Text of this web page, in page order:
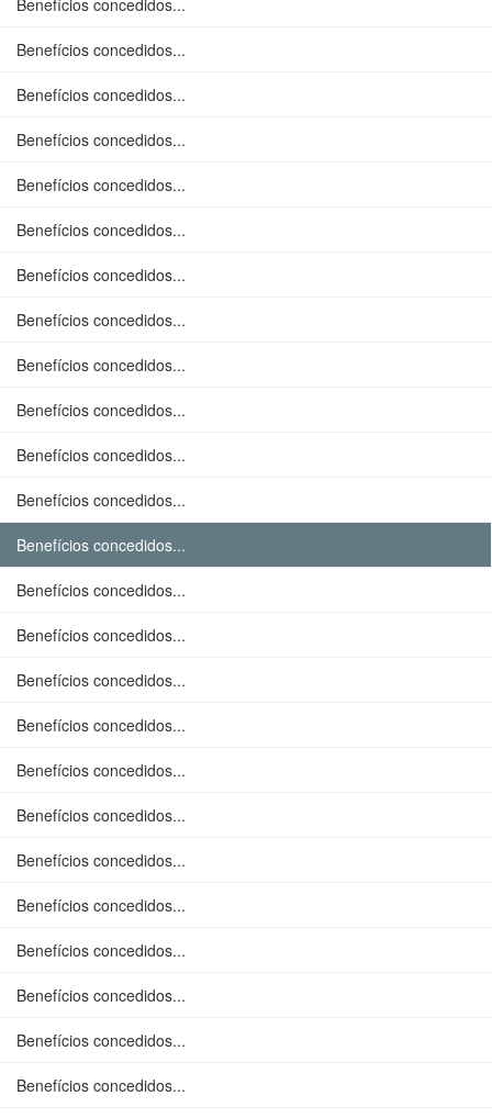
Benefícios concedidos...
Benefícios concedidos...
Benefícios concedidos...
Benefícios concedidos...
Benefícios concedidos...
Benefícios concedidos...
Benefícios concedidos...
Benefícios concedidos...
Benefícios concedidos...
Benefícios concedidos...
Benefícios concedidos...
Benefícios concedidos...
Benefícios concedidos...
Benefícios concedidos...
Benefícios concedidos...
Benefícios concedidos...
Benefícios concedidos...
Benefícios concedidos...
Benefícios concedidos...
Benefícios concedidos...
Benefícios concedidos...
Benefícios concedidos...
Benefícios concedidos...
Benefícios concedidos...
Benefícios concedidos...